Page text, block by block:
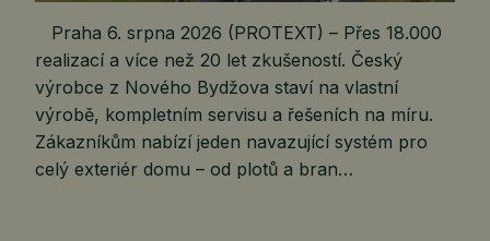
Praha 6. srpna 2026 (PROTEXT) – Přes 18.000
realizací a více než 20 let zkušeností. Český
výrobce z Nového Bydžova staví na vlastní
výrobě, kompletním servisu a řešeních na míru.
Zákazníkům nabízí jeden navazující systém pro
celý exteriér domu – od plotů a bran…